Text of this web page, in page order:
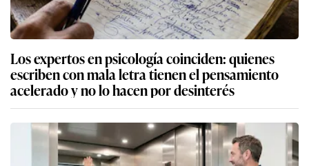
Los expertos en psicología coinciden: quienes
escriben con mala letra tienen el pensamiento
acelerado y no lo hacen por desinterés